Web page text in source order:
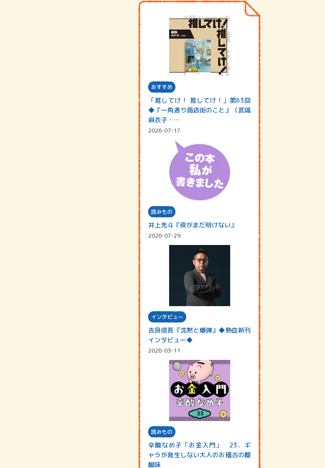
おすすめ
「推してけ！ 推してけ！」第63回
◆『一角通り商店街のこと』（武塙
麻衣子・…
2026-07-17
読みもの
井上先斗『夜がまだ明けない』
2026-07-29
インタビュー
吉良信吾『沈黙と爆弾』◆熱血新刊
インタビュー◆
2026-03-11
読みもの
辛酸なめ子「お金入門」 23．ギ
ャラが発生しない大人のお稽古の醍
醐味